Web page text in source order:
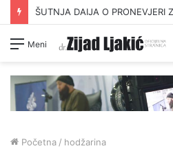
ŠUTNJA DAIJA O PRONEVJERI
Meni
Početna / hodžarina